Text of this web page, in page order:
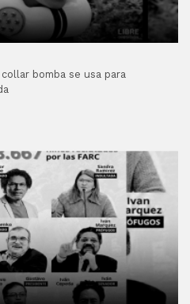
bomba se usa para